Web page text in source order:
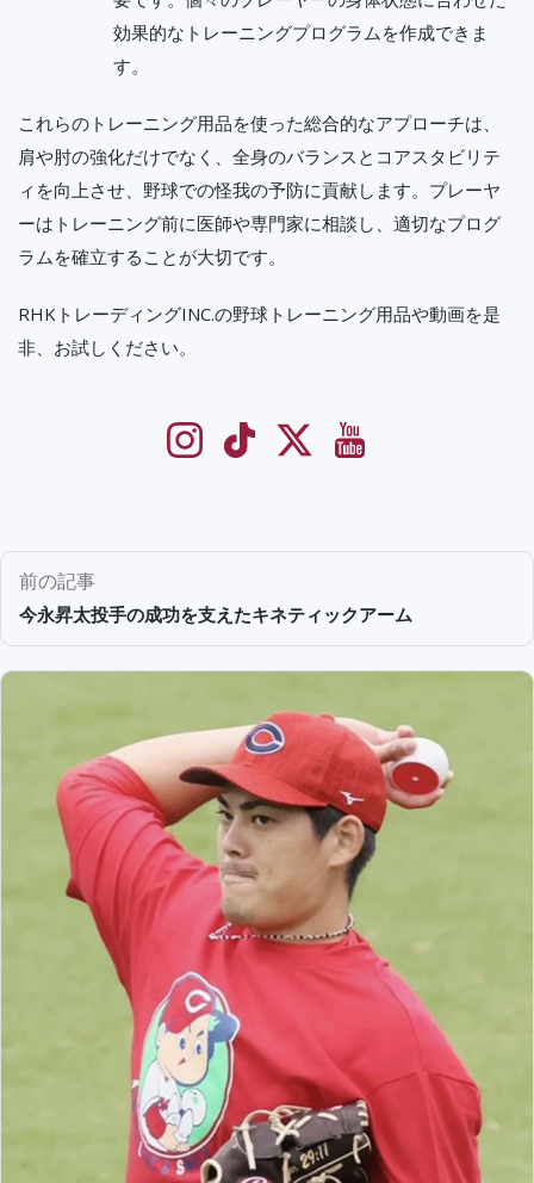
効果的なトレーニングプログラムを作成できま
す。
これらのトレーニング用品を使った総合的なアプローチは、
肩や肘の強化だけでなく、全身のバランスとコアスタビリテ
ィを向上させ、野球での怪我の予防に貢献します。プレーヤ
ーはトレーニング前に医師や専門家に相談し、適切なプログ
ラムを確立することが大切です。
RHKトレーディングINC.の野球トレーニング用品や動画を是
非、お試しください。
InstagramTikTok Twitter
前の記事
今永昇太投手の成功を支えたキネティックアーム